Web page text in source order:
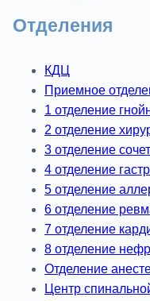
Отделения
КДЦ
Приемное
1 отделение
2 отделение
3 отделение
4 отделение
5 отделение
6 отделение
7 отделение
8 отделение
Отделение
Центр